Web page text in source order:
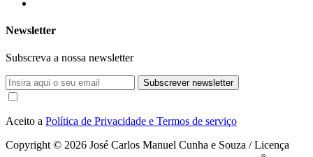
Newsletter
Subscreva a nossa newsletter
Subscrever newsletter
Aceito a Política de Privacidade e Termos de serviço
Copyright © 2026 José Carlos Manuel Cunha e Souza / Licença